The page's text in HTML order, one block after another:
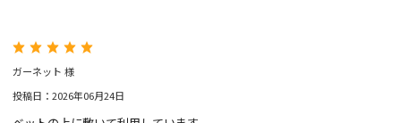
ガーネット 様
投稿日：2026年06月24日